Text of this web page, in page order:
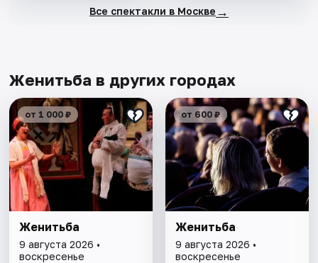
Все спектакли в Москве →
Женитьба в других городах
от 1 000 ₽
Женитьба
9 августа 2026 •
воскресенье
от 600 ₽
Женитьба
9 августа 2026 •
воскресенье